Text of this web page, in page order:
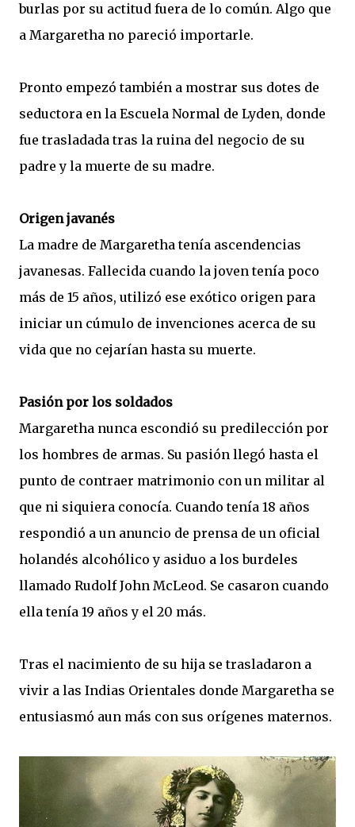
burlas por su actitud fuera de lo común. Algo que
a Margaretha no pareció importarle.
Pronto empezó también a mostrar sus dotes de
seductora en la Escuela Normal de Lyden, donde
fue trasladada tras la ruina del negocio de su
padre y la muerte de su madre.
Origen javanés
La madre de Margaretha tenía ascendencias
javanesas. Fallecida cuando la joven tenía poco
más de 15 años, utilizó ese exótico origen para
iniciar un cúmulo de invenciones acerca de su
vida que no cejarían hasta su muerte.
Pasión por los soldados
Margaretha nunca escondió su predilección por
los hombres de armas. Su pasión llegó hasta el
punto de contraer matrimonio con un militar al
que ni siquiera conocía. Cuando tenía 18 años
respondió a un anuncio de prensa de un oficial
holandés alcohólico y asiduo a los burdeles
llamado Rudolf John McLeod. Se casaron cuando
ella tenía 19 años y el 20 más.
Tras el nacimiento de su hija se trasladaron a
vivir a las Indias Orientales donde Margaretha se
entusiasmó aun más con sus orígenes maternos.